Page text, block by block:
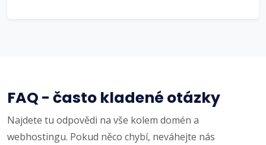
FAQ - často kladené otázky
Najdete tu odpovědi na vše kolem domén a
webhostingu. Pokud něco chybí, neváhejte nás